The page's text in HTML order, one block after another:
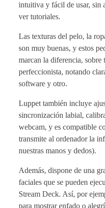
intuitiva y fácil de usar, sin
ver tutoriales.
Las texturas del pelo, la
son muy buenas, y estos
marcan la diferencia, sobre
perfeccionista, notando
software y otro.
Luppet también incluye
sincronización labial,
webcam, y es compatible
transmite al ordenador la
nuestras manos y dedos).
Además, dispone de una
faciales que se pueden
Stream Deck. Así, por
para mostrar enfado o